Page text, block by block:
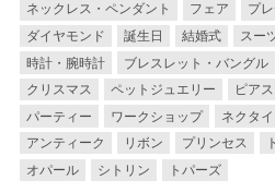
ネックレス・ペンダント フェア プ
ダイヤモンド
誕生日 結婚式 スー
時計・腕時計
ブレスレット・バングル
クリスマス
ペットジュエリー ピアス
パーティー
ワークショップ ネクタイ
アンティーク
リボン プリンセス
オパール
シトリン トパーズ